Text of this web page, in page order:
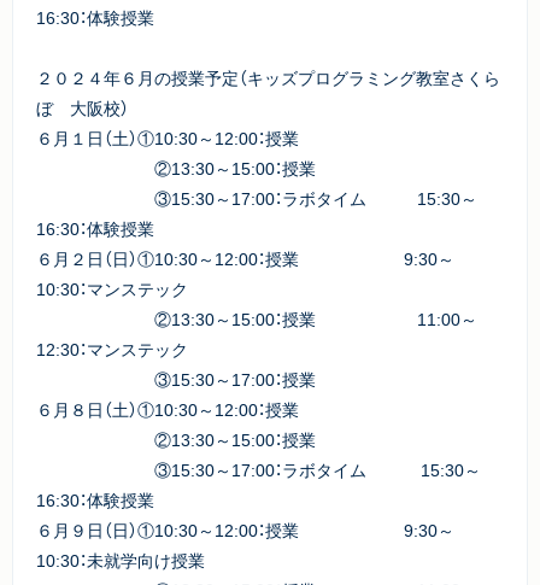
16:30：体験授業
２０２４年６月の授業予定（キッズプログラミング教室さくら
ぼ 大阪校）
６月１日（土）①10:30～12:00：授業
②13:30～15:00：授業
③15:30～17:00：ラボタイム 15:30～
16:30：体験授業
６月２日（日）①10:30～12:00：授業 9:30～
10:30：マンステック
②13:30～15:00：授業 11:00～
12:30：マンステック
③15:30～17:00：授業
６月８日（土）①10:30～12:00：授業
②13:30～15:00：授業
③15:30～17:00：ラボタイム 15:30～
16:30：体験授業
６月９日（日）①10:30～12:00：授業 9:30～
10:30：未就学向け授業